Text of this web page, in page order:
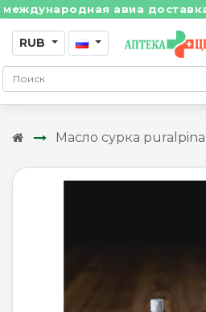
авиа доставка
RUB
Масло сурка